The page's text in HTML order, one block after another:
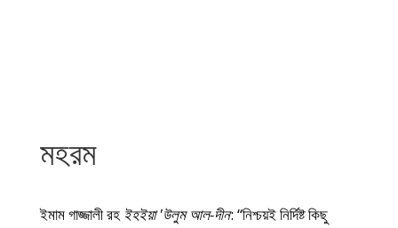
মহরম
ইমাম গাজ্জালী রহ ইহইয়া 'উলুম আল-দীন: “নিশ্চয়ই নির্দিষ্ট কিছু